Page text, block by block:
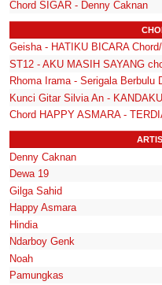
Chord SIGAR - Denny Caknan
Geisha - HATIKU BICARA
ST12 - AKU MASIH SAYANG
Rhoma Irama - Serigala Berbulu
Kunci Gitar Silvia An -
Chord HAPPY ASMARA -
Denny Caknan
Dewa 19
Gilga Sahid
Happy Asmara
Hindia
Ndarboy Genk
Noah
Pamungkas